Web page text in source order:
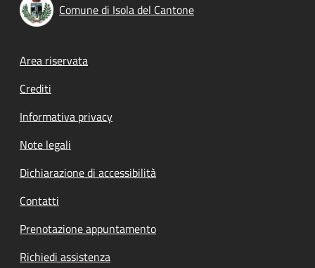
Comune di Isola del Cantone
Footer menu
Area riservata
Crediti
Informativa privacy
Note legali
Dichiarazione di accessibilità
Contatti
Prenotazione appuntamento
Richiedi assistenza